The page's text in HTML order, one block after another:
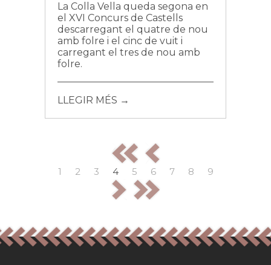
La Colla Vella queda segona en
el XVI Concurs de Castells
descarregant el quatre de nou
amb folre i el cinc de vuit i
carregant el tres de nou amb
folre.
LLEGIR MÉS →
1 2 3 4 5 6 7 8 9